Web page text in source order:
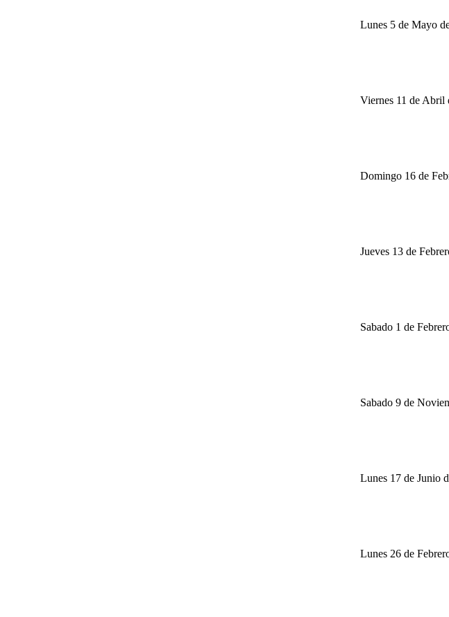
Lunes 5 de Mayo
Viernes 11 de Abril
Domingo 16 de
Jueves 13 de
Sabado 1 de
Sabado 9 de
Lunes 17 de Junio
Lunes 26 de